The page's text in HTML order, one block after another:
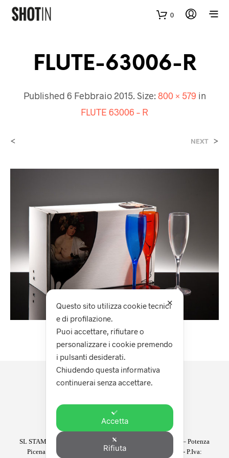
0
FLUTE-63006-R
Published 6 Febbraio 2015. Size: 800 × 579 in
FLUTE 63006 – R
< NEXT >
Il mio account
Carrello
Privacy
Termini e condizioni d’uso
SL STAMPI SERVICE snc con sede in via S.P. Regina km3 – Potenza
Picena – Tel. +39.0733.676500 – Fax +39.0733.677359 - P.Iva:
✕
Questo sito utilizza cookie tecnici
e di profilazione.
Puoi accettare, rifiutare o
personalizzare i cookie premendo
i pulsanti desiderati.
Chiudendo questa informativa
continuerai senza accettare.
Accetta
Rifiuta